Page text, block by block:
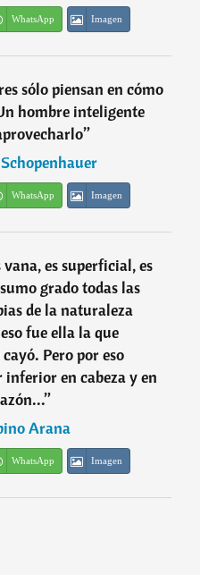
WhatsApp Imagen
sólo piensan en cómo
hombre inteligente
”
WhatsApp Imagen
es superficial, es
grado todas las
de la naturaleza
fue ella la que
Pero por eso
inferior en cabeza y en
”
Arana
WhatsApp Imagen